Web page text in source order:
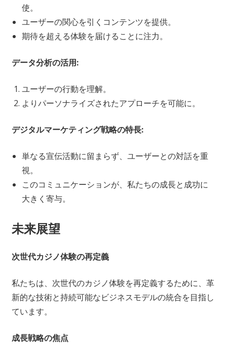
使。
ユーザーの関心を引くコンテンツを提供。
期待を超える体験を届けることに注力。
データ分析の活用:
ユーザーの行動を理解。
よりパーソナライズされたアプローチを可能に。
デジタルマーケティング戦略の特長:
単なる宣伝活動に留まらず、ユーザーとの対話を重
視。
このコミュニケーションが、私たちの成長と成功に
大きく寄与。
未来展望
次世代カジノ体験の再定義
私たちは、次世代のカジノ体験を再定義するために、革
新的な技術と持続可能なビジネスモデルの統合を目指し
ています。
成長戦略の焦点